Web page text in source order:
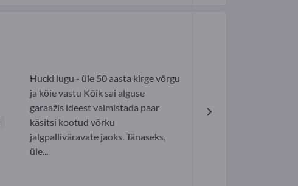
Hucki lugu - üle 50 aasta kirge võrgu
ja köie vastu Kõik sai alguse
garaažis ideest valmistada paar
käsitsi kootud võrku
jalgpalliväravate jaoks. Tänaseks,
üle...